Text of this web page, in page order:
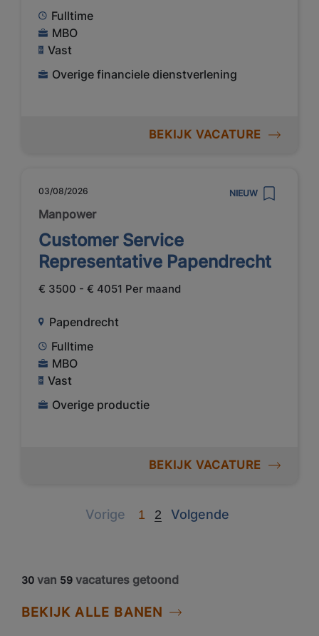
Fulltime
MBO
Vast
Overige financiele dienstverlening
BEKIJK VACATURE
03/08/2026 NIEUW
Manpower
Customer Service
Representative Papendrecht
€ 3500 - € 4051 Per maand
Papendrecht
Fulltime
MBO
Vast
Overige productie
BEKIJK VACATURE
Vorige Previous
1 2 Volgende
Next
BEKIJK ALLE BANEN
30 van 59 vacatures getoond